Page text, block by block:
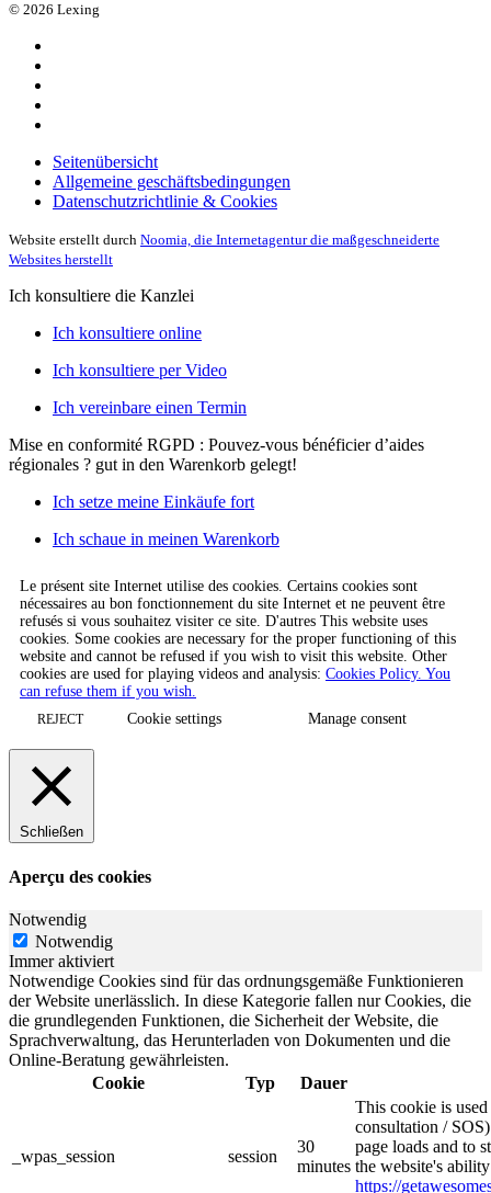
© 2026 Lexing
Seitenübersicht
Allgemeine geschäftsbedingungen
Datenschutzrichtlinie & Cookies
Website erstellt durch Noomia, die Internetagentur die maßgeschneiderte
Websites herstellt
Ich konsultiere die Kanzlei
Ich konsultiere online
Ich konsultiere per Video
Ich vereinbare einen Termin
Mise en conformité RGPD : Pouvez-vous bénéficier d’aides
régionales ? gut in den Warenkorb gelegt!
Ich setze meine Einkäufe fort
Ich schaue in meinen Warenkorb
Le présent site Internet utilise des cookies. Certains cookies sont
nécessaires au bon fonctionnement du site Internet et ne peuvent être
refusés si vous souhaitez visiter ce site. D'autres This website uses
cookies. Some cookies are necessary for the proper functioning of this
website and cannot be refused if you wish to visit this website. Other
cookies are used for playing videos and analysis: Cookies Policy. You
can refuse them if you wish.
REJECT Cookie settings Manage consent
Schließen
Aperçu des cookies
Notwendig
Notwendig
Immer aktiviert
Notwendige Cookies sind für das ordnungsgemäße Funktionieren
der Website unerlässlich. In diese Kategorie fallen nur Cookies, die
die grundlegenden Funktionen, die Sicherheit der Website, die
Sprachverwaltung, das Herunterladen von Dokumenten und die
Online-Beratung gewährleisten.
Cookie
Typ Dauer
_wpas_session session
30
minutes
This cookie is
consultation /
page loads and to
the website's
https://